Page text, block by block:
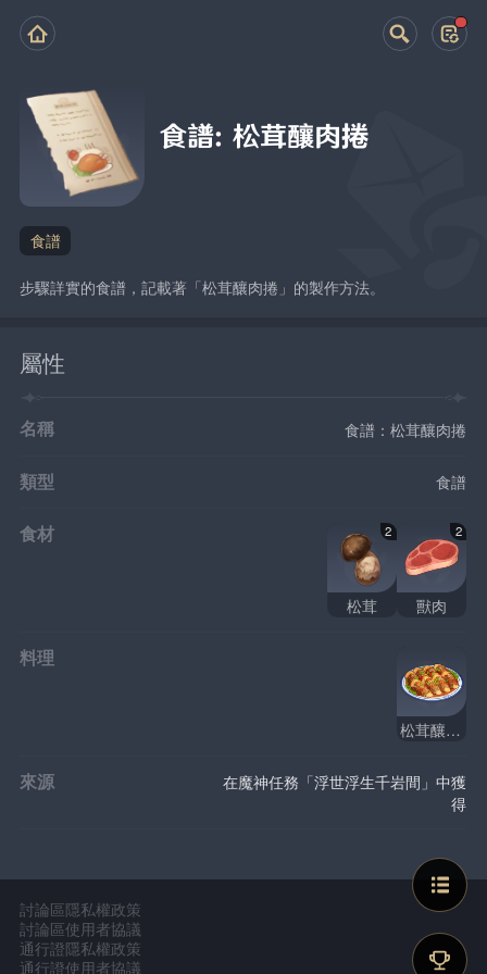
食譜：松茸釀肉捲
食譜
步驟詳實的食譜，記載著「松茸釀肉捲」的製作方法。
屬性
名稱 食譜：松茸釀肉捲
類型 食譜
食材 2
松茸
2
獸肉
料理
松茸釀肉捲
來源
在魔神任務「浮世浮生千岩間」中獲
得
討論區隱私權政策
討論區使用者協議
通行證隱私權政策
通行證使用者協議